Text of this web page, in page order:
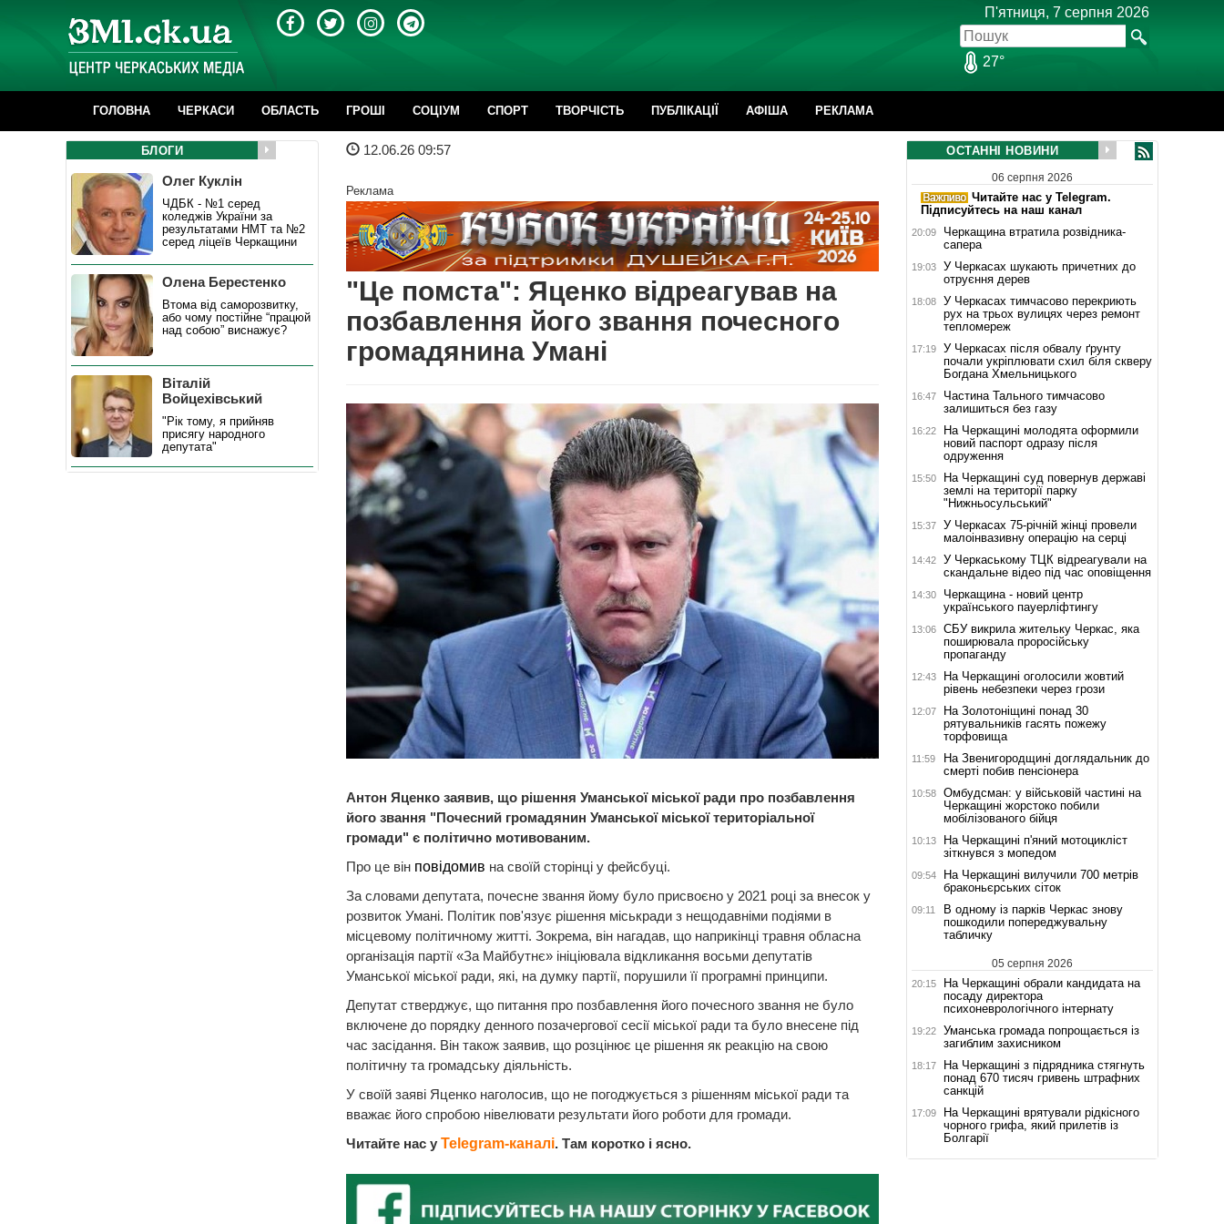
П'ятниця, 7 серпня 2026
27°
ГОЛОВНА ЧЕРКАСИ ОБЛАСТЬ ГРОШІ CОЦІУМ СПОРТ ТВОРЧІСТЬ ПУБЛІКАЦІЇ АФІША РЕКЛАМА
12.06.26 09:57
Реклама
"Це помста": Яценко відреагував на
позбавлення його звання почесного
громадянина Умані
Антон Яценко заявив, що рішення Уманської міської ради про позбавлення
його звання "Почесний громадянин Уманської міської територіальної
громади" є політично мотивованим.
Про це він повідомив на своїй сторінці у фейсбуці.
За словами депутата, почесне звання йому було присвоєно у 2021 році за внесок у
розвиток Умані. Політик пов'язує рішення міськради з нещодавніми подіями в
місцевому політичному житті. Зокрема, він нагадав, що наприкінці травня обласна
організація партії «За Майбутнє» ініціювала відкликання восьми депутатів
Уманської міської ради, які, на думку партії, порушили її програмні принципи.
Депутат стверджує, що питання про позбавлення його почесного звання не було
включене до порядку денного позачергової сесії міської ради та було внесене під
час засідання. Він також заявив, що розцінює це рішення як реакцію на свою
політичну та громадську діяльність.
У своїй заяві Яценко наголосив, що не погоджується з рішенням міської ради та
вважає його спробою нівелювати результати його роботи для громади.
Читайте нас у Telegram-каналі. Там коротко і ясно.
БЛОГИ
Олег Куклін
ЧДБК - №1 серед
коледжів України за
результатами НМТ та №2
серед ліцеїв Черкащини
Олена Берестенко
Втома від саморозвитку,
або чому постійне “працюй
над собою” виснажує?
Віталій
Войцехівський
"Рік тому, я прийняв
присягу народного
депутата"
ОСТАННІ НОВИНИ
06 серпня 2026
Читайте нас у Telegram.
Підписуйтесь на наш канал
20:09
Черкащина втратила розвідника-
сапера
19:03
У Черкасах шукають причетних до
отруєння дерев
18:08
У Черкасах тимчасово перекриють
рух на трьох вулицях через ремонт
тепломереж
17:19
У Черкасах після обвалу ґрунту
почали укріплювати схил біля скверу
Богдана Хмельницького
16:47
Частина Тального тимчасово
залишиться без газу
16:22
На Черкащині молодята оформили
новий паспорт одразу після
одруження
15:50
На Черкащині суд повернув державі
землі на території парку
"Нижньосульський"
15:37
У Черкасах 75-річній жінці провели
малоінвазивну операцію на серці
14:42
У Черкаському ТЦК відреагували на
скандальне відео під час оповіщення
14:30
Черкащина - новий центр
українського пауерліфтингу
13:06
СБУ викрила жительку Черкас, яка
поширювала проросійську
пропаганду
12:43
На Черкащині оголосили жовтий
рівень небезпеки через грози
12:07
На Золотоніщині понад 30
рятувальників гасять пожежу
торфовища
11:59
На Звенигородщині доглядальник до
смерті побив пенсіонера
10:58
Омбудсман: у військовій частині на
Черкащині жорстоко побили
мобілізованого бійця
10:13
На Черкащині п'яний мотоцикліст
зіткнувся з мопедом
09:54
На Черкащині вилучили 700 метрів
браконьєрських сіток
09:11
В одному із парків Черкас знову
пошкодили попереджувальну
табличку
05 серпня 2026
20:15
На Черкащині обрали кандидата на
посаду директора
психоневрологічного інтернату
19:22
Уманська громада попрощається із
загиблим захисником
18:17
На Черкащині з підрядника стягнуть
понад 670 тисяч гривень штрафних
санкцій
17:09
На Черкащині врятували рідкісного
чорного грифа, який прилетів із
Болгарії